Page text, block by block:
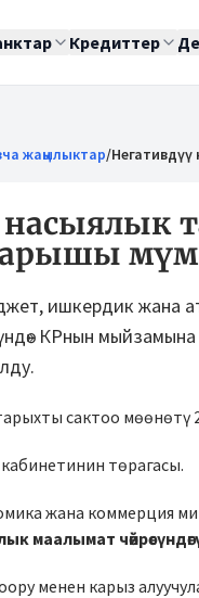
Кредиттер
жаңылыктар/
насыялык
ишкердик жана
КРнын мыйзамына
төрагасы.
жана коммерция
маалымат
менен карыз